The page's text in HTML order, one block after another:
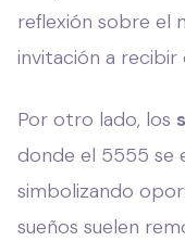
reflexión sobre el
invitación a
Por otro lado, los
donde el 5555 se
simbolizando
sueños suelen